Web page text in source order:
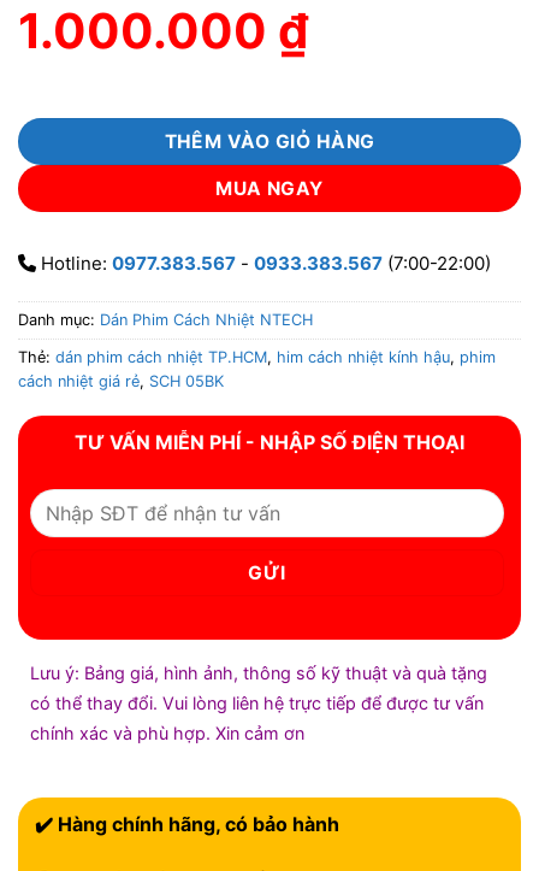
1.000.000 ₫
THÊM VÀO GIỎ HÀNG
MUA NGAY
Hotline: 0977.383.567 - 0933.383.567 (7:00-22:00)
Danh mục: Dán Phim Cách Nhiệt NTECH
Thẻ: dán phim cách nhiệt TP.HCM, him cách nhiệt kính hậu, phim
cách nhiệt giá rẻ, SCH 05BK
TƯ VẤN MIỄN PHÍ - NHẬP SỐ ĐIỆN THOẠI
Lưu ý: Bảng giá, hình ảnh, thông số kỹ thuật và quà tặng
có thể thay đổi. Vui lòng liên hệ trực tiếp để được tư vấn
chính xác và phù hợp. Xin cảm ơn
✔️ Hàng chính hãng, có bảo hành